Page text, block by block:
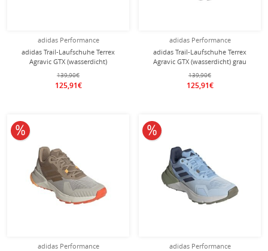
adidas Performance
adidas Trail-Laufschuhe Terrex
Agravic GTX (wasserdicht)
schwarz/bunt Herren
139,90€
125,91€
adidas Performance
adidas Trail-Laufschuhe Terrex
Agravic GTX (wasserdicht) grau
Herren
139,90€
125,91€
adidas Performance
10% reduziert
adidas Performance
10% reduziert